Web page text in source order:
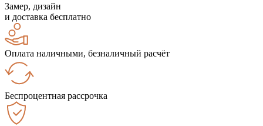
Замер, дизайн
и доставка бесплатно
Оплата наличными, безналичный расчёт
Беспроцентная рассрочка